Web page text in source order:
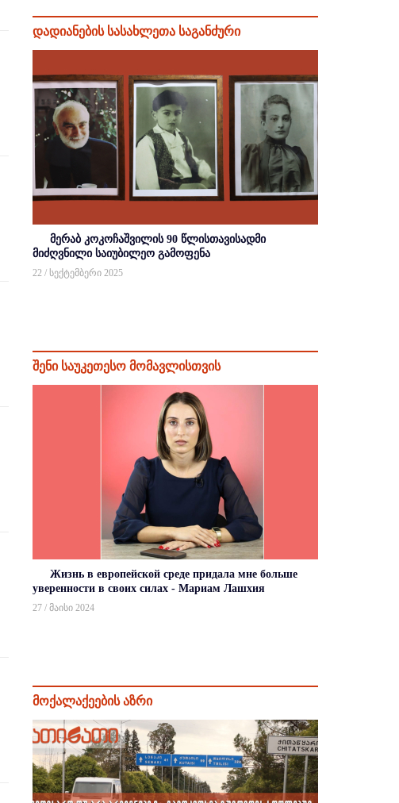
დადიანების სასახლეთა საგანძური
მერაბ კოკოჩაშვილის 90 წლისთავისადმი
მიძღვნილი საიუბილეო გამოფენა
22 / სექტემბერი 2025
შენი საუკეთესო მომავლისთვის
Жизнь в европейской среде придала мне больше
уверенности в своих силах - Мариам Лашхия
27 / მაისი 2024
მოქალაქეების აზრი